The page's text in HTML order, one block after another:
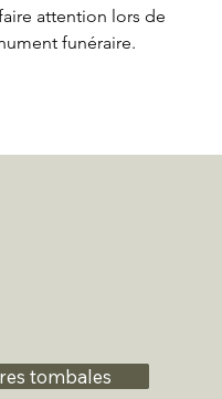
attention lors de
funéraire.
tombales